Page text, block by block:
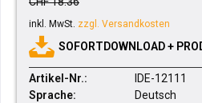
inkl. MwSt. zzgl. Versandkosten
SOFORTDOWNLOAD +
Artikel-Nr.:
IDE-12111
Sprache:
Deutsch